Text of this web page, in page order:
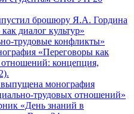
брошюру Я.А. Гордина
диалог культур»
монография
трудовых отношений»